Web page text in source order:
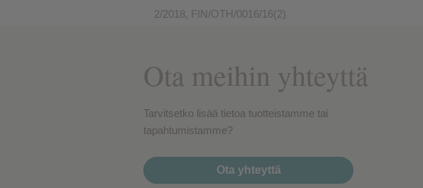
2/2018, FIN/OTH/0016/16(2)
Ota meihin yhteyttä
Tarvitsetko lisää tietoa tuotteistamme tai
tapahtumistamme?
Ota yhteyttä